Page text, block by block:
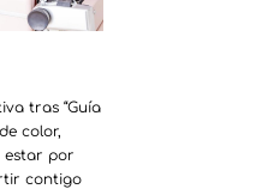
tras “Guía
color,
estar por
contigo